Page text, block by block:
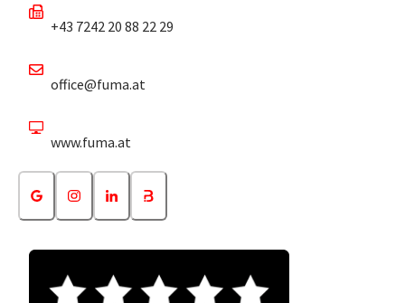
+43 7242 20 88 22 29
office@fuma.at
www.fuma.at